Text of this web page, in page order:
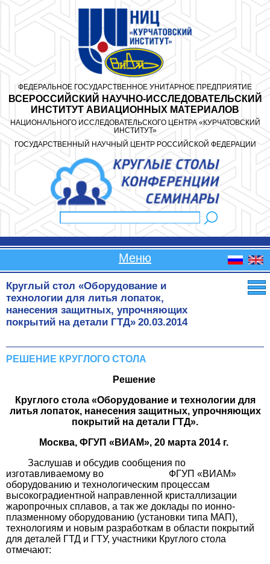
ФЕДЕРАЛЬНОЕ ГОСУДАРСТВЕННОЕ УНИТАРНОЕ ПРЕДПРИЯТИЕ
ВСЕРОССИЙСКИЙ НАУЧНО-ИССЛЕДОВАТЕЛЬСКИЙ
ИНСТИТУТ АВИАЦИОННЫХ МАТЕРИАЛОВ
НАЦИОНАЛЬНОГО ИССЛЕДОВАТЕЛЬСКОГО ЦЕНТРА «КУРЧАТОВСКИЙ
ИНСТИТУТ»
ГОСУДАРСТВЕННЫЙ НАУЧНЫЙ ЦЕНТР РОССИЙСКОЙ ФЕДЕРАЦИИ
Форма поиска
Меню
Круглый стол «Оборудование и
технологии для литья лопаток,
нанесения защитных, упрочняющих
покрытий на детали ГТД» 20.03.2014
РЕШЕНИЕ КРУГЛОГО СТОЛА
Решение
Круглого стола «Оборудование и технологии для
литья лопаток, нанесения защитных, упрочняющих
покрытий на детали ГТД».
Москва, ФГУП «ВИАМ», 20 марта 2014 г.
Заслушав и обсудив сообщения по
изготавливаемому во ФГУП «ВИАМ»
оборудованию и технологическим процессам
высокоградиентной направленной кристаллизации
жаропрочных сплавов, а так же доклады по ионно-
плазменному оборудованию (установки типа МАП),
технологиям и новым разработкам в области покрытий
для деталей ГТД и ГТУ, участники Круглого стола
отмечают: